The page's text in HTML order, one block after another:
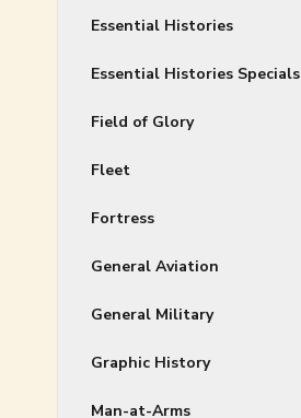
Essential Histories
Essential Histories Specials
Field of Glory
Fleet
Fortress
General Aviation
General Military
Graphic History
Man-at-Arms